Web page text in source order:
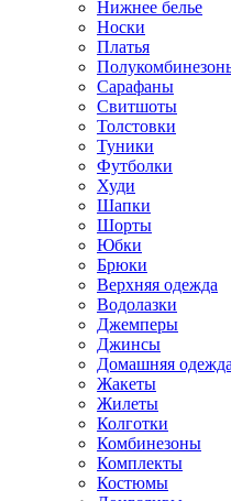
Нижнее белье
Носки
Платья
Сарафаны
Свитшоты
Толстовки
Туники
Футболки
Худи
Шапки
Шорты
Юбки
Брюки
Верхняя одежда
Водолазки
Джемперы
Джинсы
Домашняя одежда
Жакеты
Жилеты
Колготки
Комбинезоны
Комплекты
Костюмы